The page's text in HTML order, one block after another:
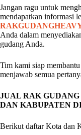
Jangan ragu untuk
mendapatkan informasi
Anda dalam
gudang Anda.
Tim kami siap
menjawab semua
JUAL RAK
DAN KABUPATEN
Berikut daftar Kota dan